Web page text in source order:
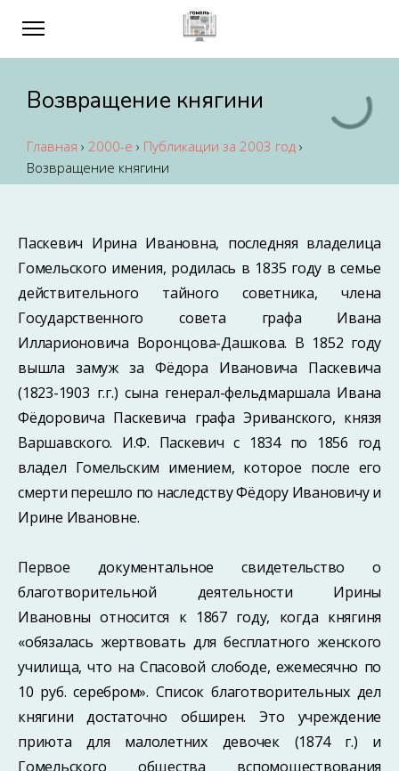
Возвращение княгини
Главная › 2000-е › Публикации за 2003 год ›
Возвращение княгини
Паскевич Ирина Ивановна, последняя владелица
Гомельского имения, родилась в 1835 году в семье
действительного тайного советника, члена
Государственного совета графа Ивана
Илларионовича Воронцова-Дашкова. В 1852 году
вышла замуж за Фёдора Ивановича Паскевича
(1823-1903 г.г.) сына генерал-фельдмаршала Ивана
Фёдоровича Паскевича графа Эриванского, князя
Варшавского. И.Ф. Паскевич с 1834 по 1856 год
владел Гомельским имением, которое после его
смерти перешло по наследству Фёдору Ивановичу и
Ирине Ивановне.
Первое документальное свидетельство о
благотворительной деятельности Ирины
Ивановны относится к 1867 году, когда княгиня
«обязалась жертвовать для бесплатного женского
училища, что на Спасовой слободе, ежемесячно по
10 руб. серебром». Список благотворительных дел
княгини достаточно обширен. Это учреждение
приюта для малолетних девочек (1874 г.) и
Гомельского общества вспомоществования